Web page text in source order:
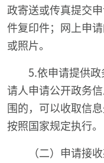
政寄送或传真提交
件复印件；网上申
或照片。
5.依申请提供
请人申请公开政务
围的，可以收取信
按照国家规定执行。
（二）申请接